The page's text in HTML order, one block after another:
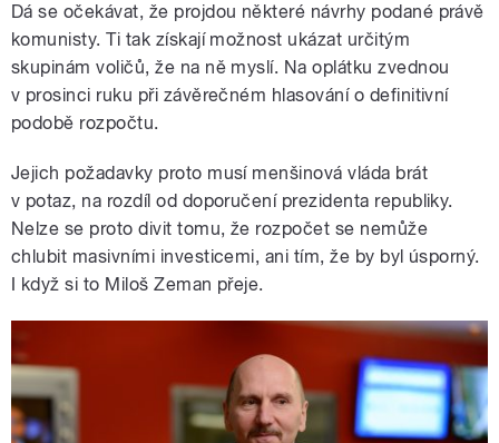
Dá se očekávat, že projdou některé návrhy podané právě
komunisty. Ti tak získají možnost ukázat určitým
skupinám voličů, že na ně myslí. Na oplátku zvednou
v prosinci ruku při závěrečném hlasování o definitivní
podobě rozpočtu.
Jejich požadavky proto musí menšinová vláda brát
v potaz, na rozdíl od doporučení prezidenta republiky.
Nelze se proto divit tomu, že rozpočet se nemůže
chlubit masivními investicemi, ani tím, že by byl úsporný.
I když si to Miloš Zeman přeje.